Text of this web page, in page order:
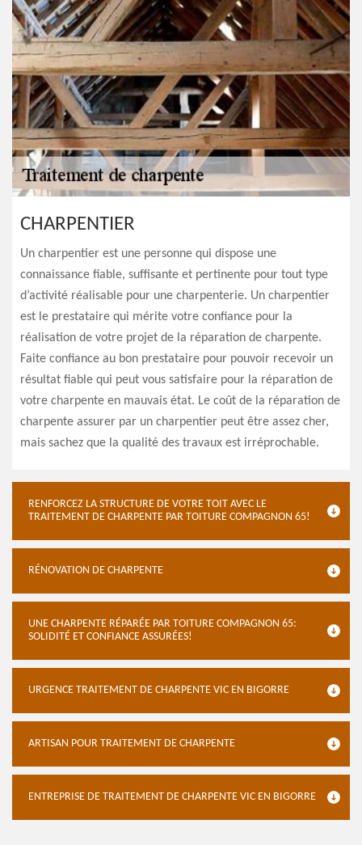
CHARPENTIER
Un charpentier est une personne qui dispose une
connaissance fiable, suffisante et pertinente pour tout type
d’activité réalisable pour une charpenterie. Un charpentier
est le prestataire qui mérite votre confiance pour la
réalisation de votre projet de la réparation de charpente.
Faite confiance au bon prestataire pour pouvoir recevoir un
résultat fiable qui peut vous satisfaire pour la réparation de
votre charpente en mauvais état. Le coût de la réparation de
charpente assurer par un charpentier peut être assez cher,
mais sachez que la qualité des travaux est irréprochable.
RENFORCEZ LA STRUCTURE DE VOTRE TOIT AVEC LE
TRAITEMENT DE CHARPENTE PAR TOITURE COMPAGNON 65!
RÉNOVATION DE CHARPENTE
UNE CHARPENTE RÉPARÉE PAR TOITURE COMPAGNON 65:
SOLIDITÉ ET CONFIANCE ASSURÉES!
URGENCE TRAITEMENT DE CHARPENTE VIC EN BIGORRE
ARTISAN POUR TRAITEMENT DE CHARPENTE
ENTREPRISE DE TRAITEMENT DE CHARPENTE VIC EN BIGORRE